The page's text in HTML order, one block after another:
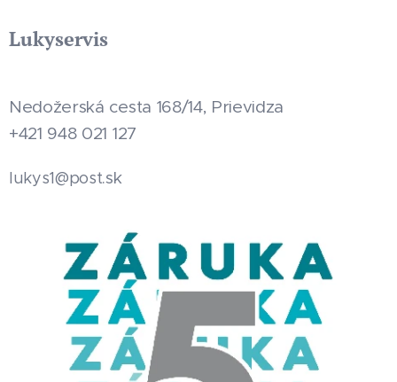
Lukyservis
Nedožerská cesta 168/14, Prievidza
+421 948 021 127
lukys1@post.sk